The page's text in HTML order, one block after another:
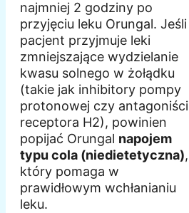
najmniej 2 godziny po
przyjęciu leku Orungal. Jeśli
pacjent przyjmuje leki
zmniejszające wydzielanie
kwasu solnego w żołądku
(takie jak inhibitory pompy
protonowej czy antagoniści
receptora H2), powinien
popijać Orungal napojem
typu cola (niedietetyczna),
który pomaga w
prawidłowym wchłanianiu
leku.